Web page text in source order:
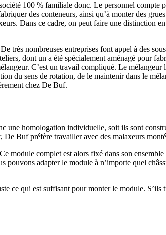
100 % familiale donc. Le personnel compte
des conteneurs, ainsi qu’à monter des
Dans ce cadre, on peut faire une distinction
nombreuses entreprises font appel à des
dont un a été spécialement aménagé pour
C’est un travail compliqué. Le mélangeur
du sens de rotation, de le maintenir dans le
chez De Buf.
une homologation individuelle, soit ils sont
Buf préfère travailler avec des malaxeurs
module complet est alors fixé dans son
adapter le module à n’importe quel
ce qui est suffisant pour monter le module.